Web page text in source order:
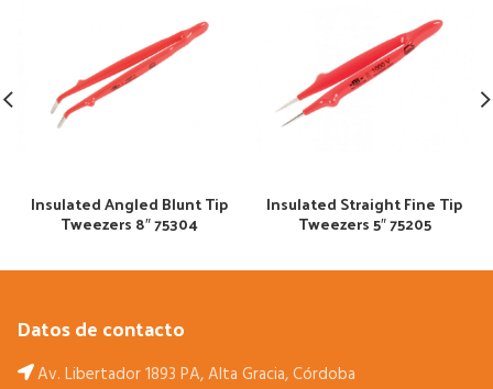
Insulated Angled Blunt Tip
Tweezers 8″ 75304
Insulated Straight Fine Tip
Tweezers 5″ 75205
Datos de contacto
Av. Libertador 1893 PA, Alta Gracia, Córdoba